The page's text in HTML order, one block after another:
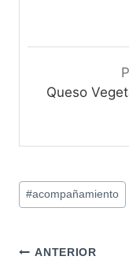
Queso
Etiquetas
de
entrada:
#acompañamiento
ANTERIOR